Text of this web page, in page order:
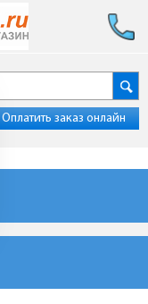
Оплатить заказ онлайн